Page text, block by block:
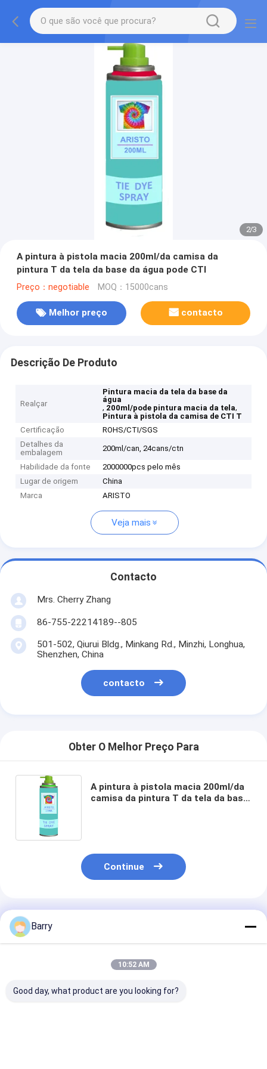
2/3
A pintura à pistola macia 200ml/da camisa da
pintura T da tela da base da água pode CTI
Preço：negotiable MOQ：15000cans
Melhor preço contacto
Descrição De Produto
Realçar
Pintura macia da tela da base da
água
, 200ml/pode pintura macia da tela,
Pintura à pistola da camisa de CTI T
Certificação
ROHS/CTI/SGS
Detalhes da
embalagem
200ml/can, 24cans/ctn
Habilidade da fonte
2000000pcs pelo mês
Lugar de origem
China
Marca
ARISTO
Veja mais
Contacto
Mrs. Cherry Zhang
86-755-22214189--805
501-502, Qiurui Bldg., Minkang Rd., Minzhi, Longhua,
Shenzhen, China
contacto
Obter O Melhor Preço Para
A pintura à pistola macia 200ml/da
camisa da pintura T da tela da base
Continue
Produtos Recomendados
Barry
10:52 AM
Good day, what product are you looking for?